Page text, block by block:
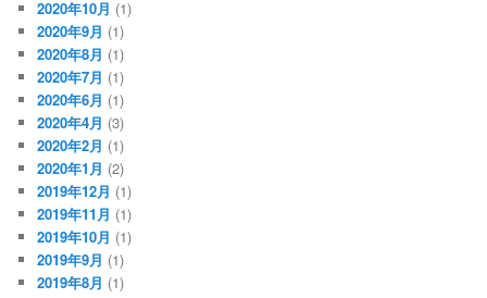
2020年10月 (1)
2020年9月 (1)
2020年8月 (1)
2020年7月 (1)
2020年6月 (1)
2020年4月 (3)
2020年2月 (1)
2020年1月 (2)
2019年12月 (1)
2019年11月 (1)
2019年10月 (1)
2019年9月 (1)
2019年8月 (1)